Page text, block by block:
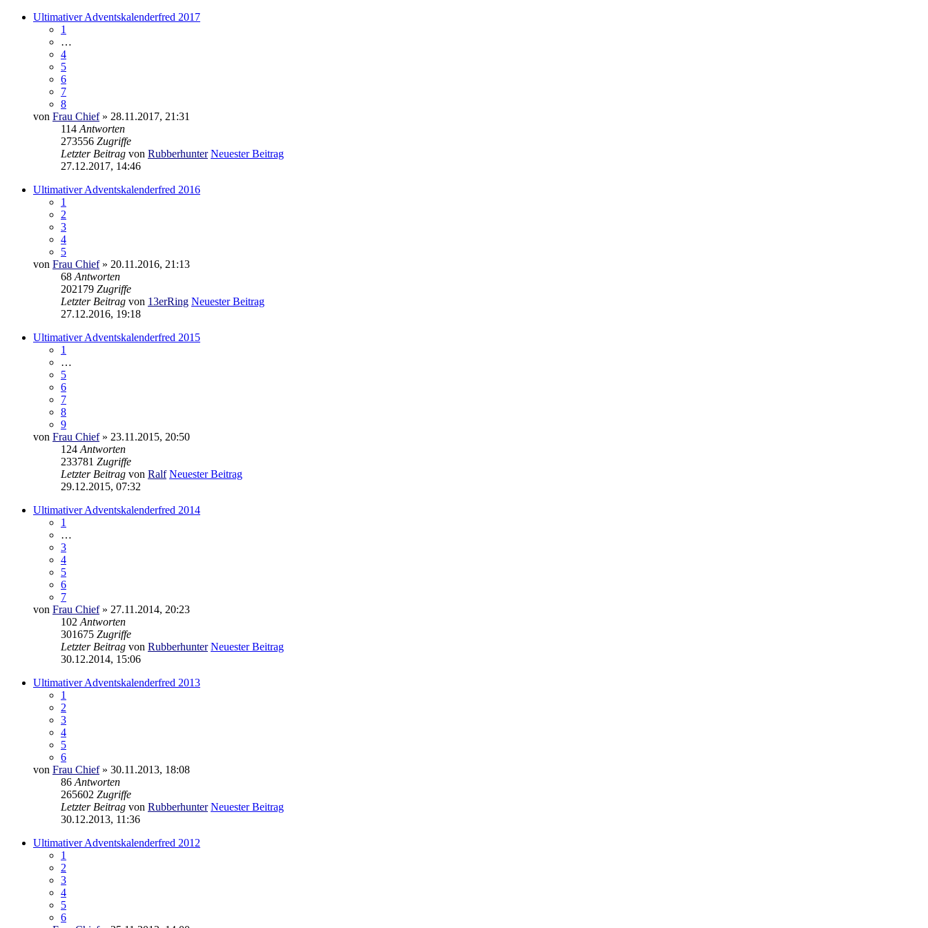
Ultimativer Adventskalenderfred 2017
1
…
4
5
6
7
8
von Frau Chief» 28.11.2017, 21:31
114 Antworten
273556 Zugriffe
Letzter Beitrag von Rubberhunter Neuester Beitrag
27.12.2017, 14:46
Ultimativer Adventskalenderfred 2016
1
2
3
4
5
von Frau Chief» 20.11.2016, 21:13
68 Antworten
202179 Zugriffe
Letzter Beitrag von 13erRing Neuester Beitrag
27.12.2016, 19:18
Ultimativer Adventskalenderfred 2015
1
…
5
6
7
8
9
von Frau Chief» 23.11.2015, 20:50
124 Antworten
233781 Zugriffe
Letzter Beitrag von Ralf Neuester Beitrag
29.12.2015, 07:32
Ultimativer Adventskalenderfred 2014
1
…
3
4
5
6
7
von Frau Chief» 27.11.2014, 20:23
102 Antworten
301675 Zugriffe
Letzter Beitrag von Rubberhunter Neuester Beitrag
30.12.2014, 15:06
Ultimativer Adventskalenderfred 2013
1
2
3
4
5
6
von Frau Chief» 30.11.2013, 18:08
86 Antworten
265602 Zugriffe
Letzter Beitrag von Rubberhunter Neuester Beitrag
30.12.2013, 11:36
Ultimativer Adventskalenderfred 2012
1
2
3
4
5
6